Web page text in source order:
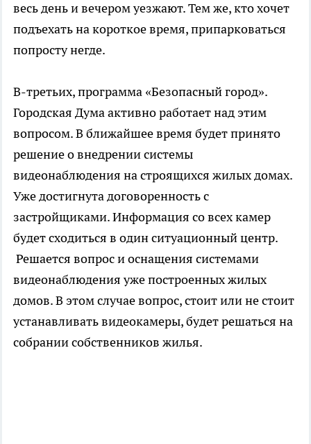
весь день и вечером уезжают. Тем же, кто хочет
подъехать на короткое время, припарковаться
попросту негде.
В-третьих, программа «Безопасный город».
Городская Дума активно работает над этим
вопросом. В ближайшее время будет принято
решение о внедрении системы
видеонаблюдения на строящихся жилых домах.
Уже достигнута договоренность с
застройщиками. Информация со всех камер
будет сходиться в один ситуационный центр.
Решается вопрос и оснащения системами
видеонаблюдения уже построенных жилых
домов. В этом случае вопрос, стоит или не стоит
устанавливать видеокамеры, будет решаться на
собрании собственников жилья.